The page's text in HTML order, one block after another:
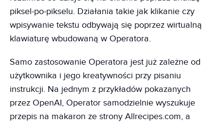
piksel-po-pikselu. Działania takie jak klikanie czy
wpisywanie tekstu odbywają się poprzez wirtualną
klawiaturę wbudowaną w Operatora.
Samo zastosowanie Operatora jest już zależne od
użytkownika i jego kreatywności przy pisaniu
instrukcji. Na jednym z przykładów pokazanych
przez OpenAI, Operator samodzielnie wyszukuje
przepis na makaron ze strony Allrecipes.com, a